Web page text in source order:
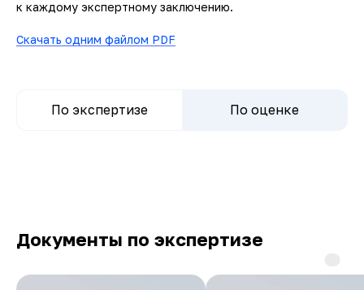
к каждому экспертному заключению.
Скачать одним файлом PDF
По экспертизе По оценке
Документы по экспертизе